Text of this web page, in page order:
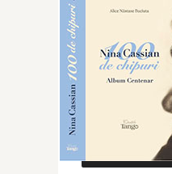
CAUTĂ ÎN SITE